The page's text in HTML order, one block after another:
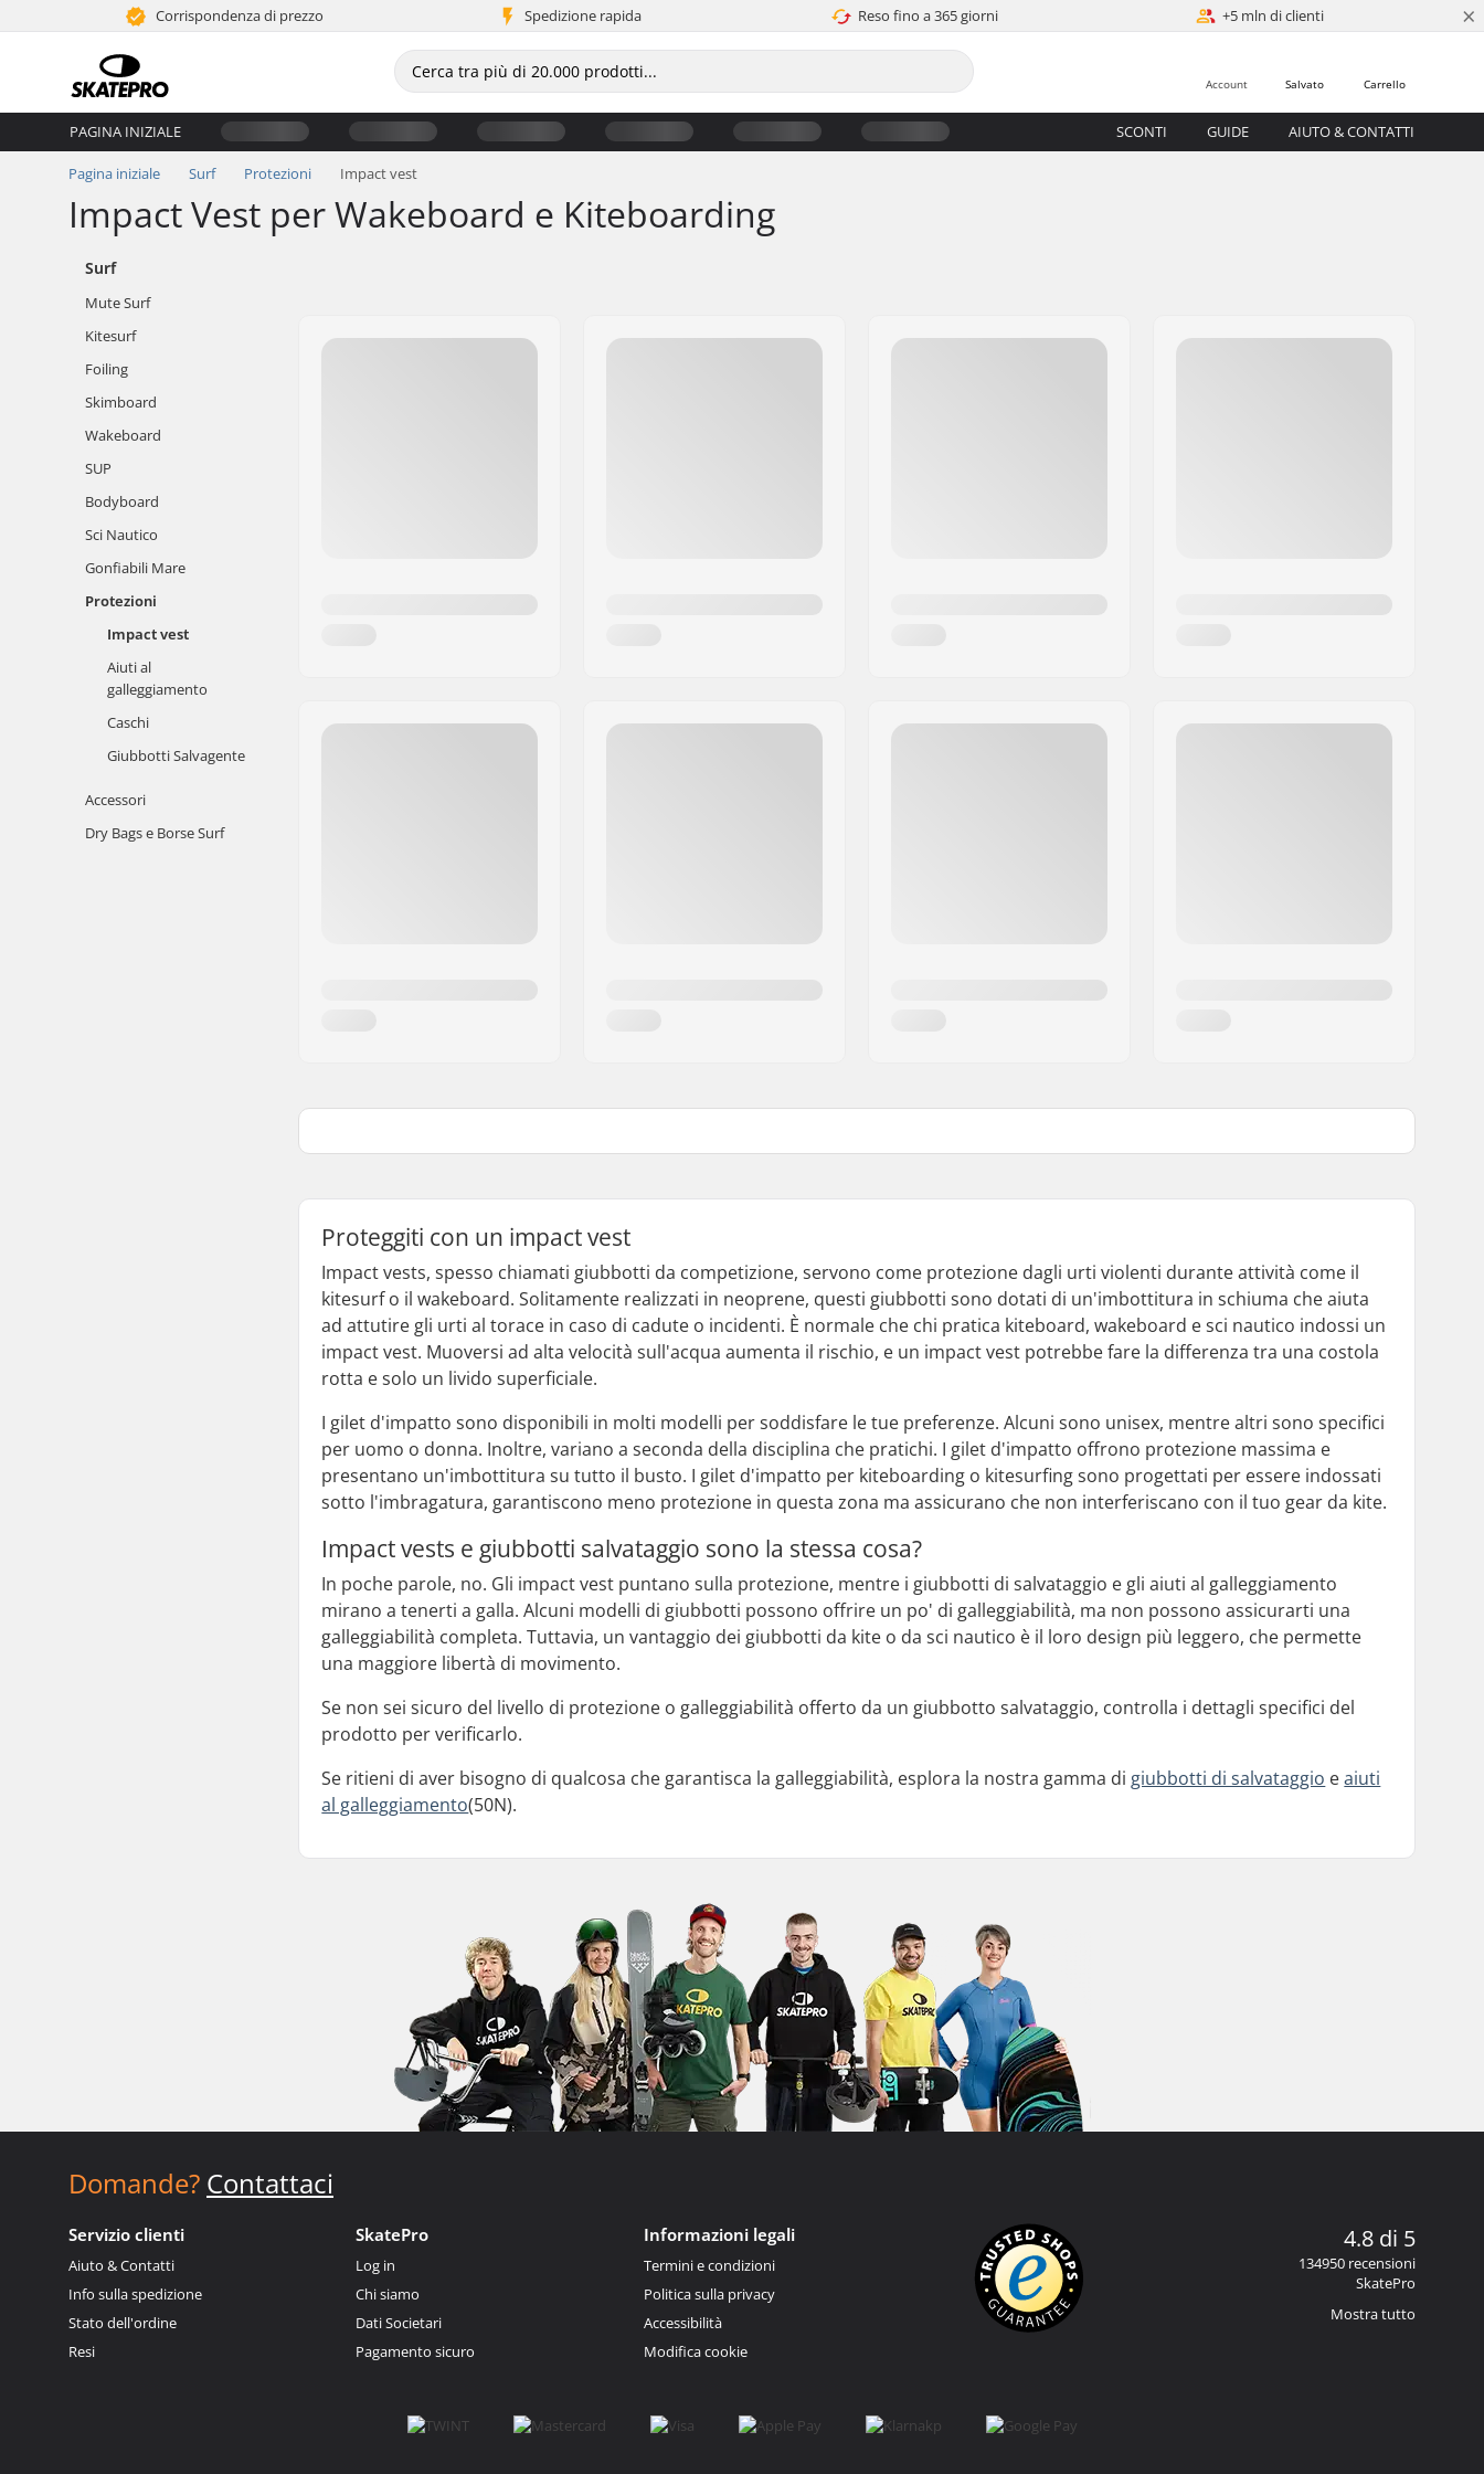
Corrispondenza di prezzo Spedizione rapida Reso fino a 365 giorni +5 mln di clienti ×
Carrello
Salvato
Account
PAGINA INIZIALE SCONTI GUIDE AIUTO & CONTATTI
Pagina iniziale Surf Protezioni Impact vest
Impact Vest per Wakeboard e Kiteboarding
Surf
Mute Surf
Kitesurf
Foiling
Skimboard
Wakeboard
SUP
Bodyboard
Sci Nautico
Gonfiabili Mare
Protezioni
Impact vest
Aiuti al
galleggiamento
Caschi
Giubbotti Salvagente
Accessori
Dry Bags e Borse Surf
Proteggiti con un impact vest
Impact vests, spesso chiamati giubbotti da competizione, servono come protezione dagli urti violenti durante attività come il
kitesurf o il wakeboard. Solitamente realizzati in neoprene, questi giubbotti sono dotati di un'imbottitura in schiuma che aiuta
ad attutire gli urti al torace in caso di cadute o incidenti. È normale che chi pratica kiteboard, wakeboard e sci nautico indossi un
impact vest. Muoversi ad alta velocità sull'acqua aumenta il rischio, e un impact vest potrebbe fare la differenza tra una costola
rotta e solo un livido superficiale.
I gilet d'impatto sono disponibili in molti modelli per soddisfare le tue preferenze. Alcuni sono unisex, mentre altri sono specifici
per uomo o donna. Inoltre, variano a seconda della disciplina che pratichi. I gilet d'impatto offrono protezione massima e
presentano un'imbottitura su tutto il busto. I gilet d'impatto per kiteboarding o kitesurfing sono progettati per essere indossati
sotto l'imbragatura, garantiscono meno protezione in questa zona ma assicurano che non interferiscano con il tuo gear da kite.
Impact vests e giubbotti salvataggio sono la stessa cosa?
In poche parole, no. Gli impact vest puntano sulla protezione, mentre i giubbotti di salvataggio e gli aiuti al galleggiamento
mirano a tenerti a galla. Alcuni modelli di giubbotti possono offrire un po' di galleggiabilità, ma non possono assicurarti una
galleggiabilità completa. Tuttavia, un vantaggio dei giubbotti da kite o da sci nautico è il loro design più leggero, che permette
una maggiore libertà di movimento.
Se non sei sicuro del livello di protezione o galleggiabilità offerto da un giubbotto salvataggio, controlla i dettagli specifici del
prodotto per verificarlo.
Se ritieni di aver bisogno di qualcosa che garantisca la galleggiabilità, esplora la nostra gamma di giubbotti di salvataggio eaiuti
al galleggiamento(50N).
Domande? Contattaci
Servizio clienti
Aiuto & Contatti
Info sulla spedizione
Stato dell'ordine
Resi
SkatePro
Log in
Chi siamo
Dati Societari
Pagamento sicuro
Informazioni legali
Termini e condizioni
Politica sulla privacy
Accessibilità
Modifica cookie
4.8 di 5
134950 recensioni
SkatePro
Mostra tutto